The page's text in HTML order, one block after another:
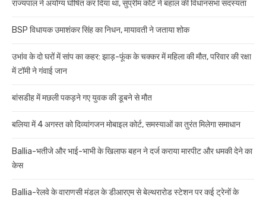
राज्यपाल ने अयोग्य घोषित कर दिया था, सुप्रीम कोर्ट ने बहाल की विधानसभा सदस्यता
BSP विधायक उमाशंकर सिंह का निधन, मायावती ने जताया शोक
उभांव के दो घरों में सांप का कहर: झाड़-फूंक के चक्कर में महिला की मौत, परिवार की रक्षा
में टॉमी ने गंवाई जान
बांसडीह में मछली पकड़ने गए युवक की डूबने से मौत
बलिया में 4 अगस्त को दिव्यांगजन मोबाइल कोर्ट, समस्याओं का तुरंत मिलेगा समाधान
Ballia-भतीजे और भाई-भाभी के खिलाफ बहन ने दर्ज कराया मारपीट और धमकी देने का
केस
Ballia-रेलवे के वाराणसी मंडल के डीआरएम से बेल्थरारोड स्टेशन पर कई ट्रेनों के